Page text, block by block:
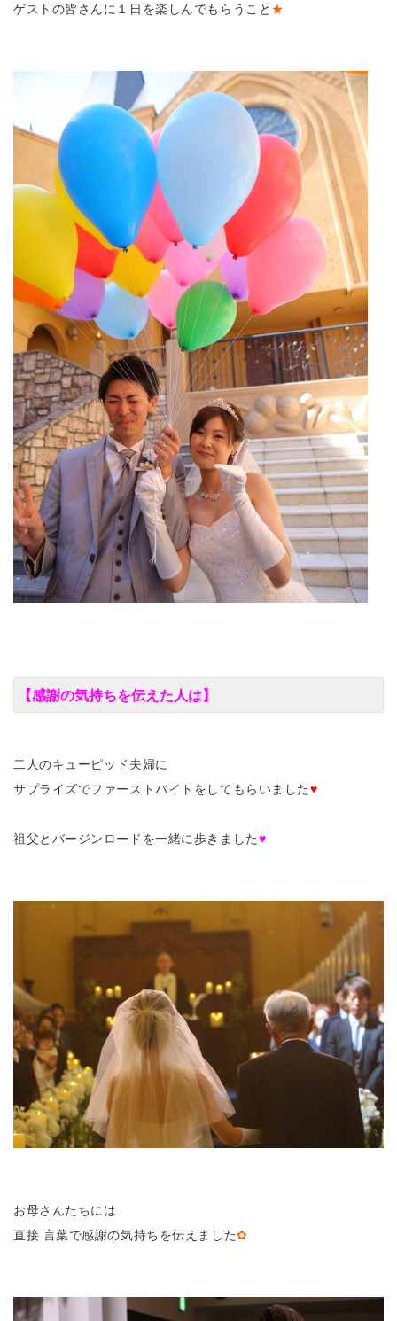
ゲストの皆さんに１日を楽しんでもらうこと ★
【感謝の気持ちを伝えた人は】
二人のキューピッド夫婦に
サプライズでファーストバイトをしてもらいました♥
祖父とバージンロードを一緒に歩きました♥
お母さんたちには
直接 言葉で感謝の気持ちを伝えました✿